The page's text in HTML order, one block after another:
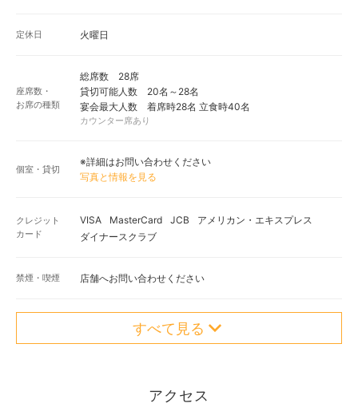
定休日 火曜日
座席数・
お席の種類
総席数 28席
貸切可能人数 20名～28名
宴会最大人数 着席時28名 立食時40名
カウンター席あり
個室・貸切
※詳細はお問い合わせください
写真と情報を見る
クレジット
カード
VISA MasterCard JCB
アメリカン・エキスプレス
ダイナースクラブ
禁煙・喫煙 店舗へお問い合わせください
すべて見る
アクセス